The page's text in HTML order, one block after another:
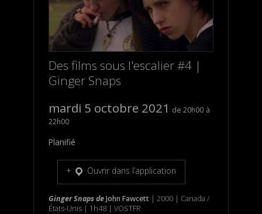
Des films sous l'escalier #4 |
Ginger Snaps
mardi 5 octobre 2021
20h00
22h00
Planifié
Ouvrir dans l’application
Ginger SnapsdeJohn Fawcett| 2000 | Canada /
États-Unis | 1h48 | VOSTFR